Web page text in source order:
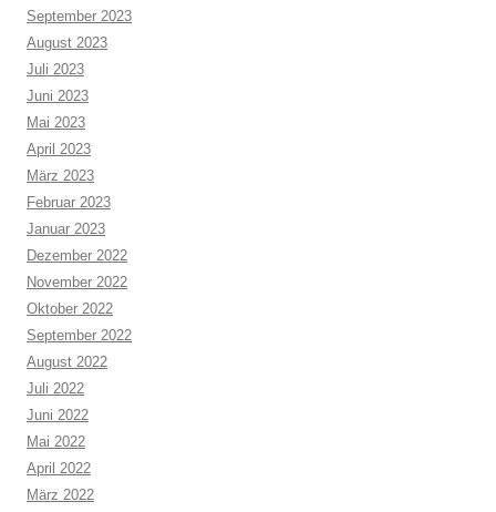
September 2023
August 2023
Juli 2023
Juni 2023
Mai 2023
April 2023
März 2023
Februar 2023
Januar 2023
Dezember 2022
November 2022
Oktober 2022
September 2022
August 2022
Juli 2022
Juni 2022
Mai 2022
April 2022
März 2022